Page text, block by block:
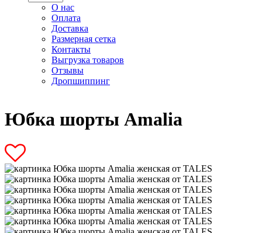
О нас
Оплата
Доставка
Размерная сетка
Контакты
Выгрузка товаров
Отзывы
Дропшиппинг
Юбка шорты Amalia